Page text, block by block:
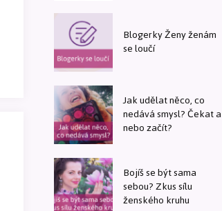
Blogerky Ženy ženám
se loučí
Jak udělat něco, co
nedává smysl? Čekat a
nebo začít?
Bojíš se být sama
sebou? Zkus sílu
ženského kruhu